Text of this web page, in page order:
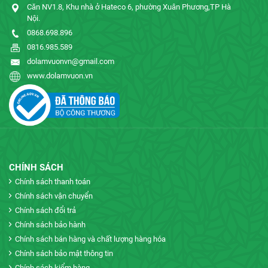
Căn NV1.8, Khu nhà ở Hateco 6, phường Xuân Phương,TP Hà
Nội.
0868.698.896
0816.985.589
dolamvuonvn@gmail.com
www.dolamvuon.vn
CHÍNH SÁCH
Chính sách thanh toán
Chính sách vận chuyển
Chính sách đổi trả
Chính sách bảo hành
Chính sách bán hàng và chất lượng hàng hóa
Chính sách bảo mật thông tin